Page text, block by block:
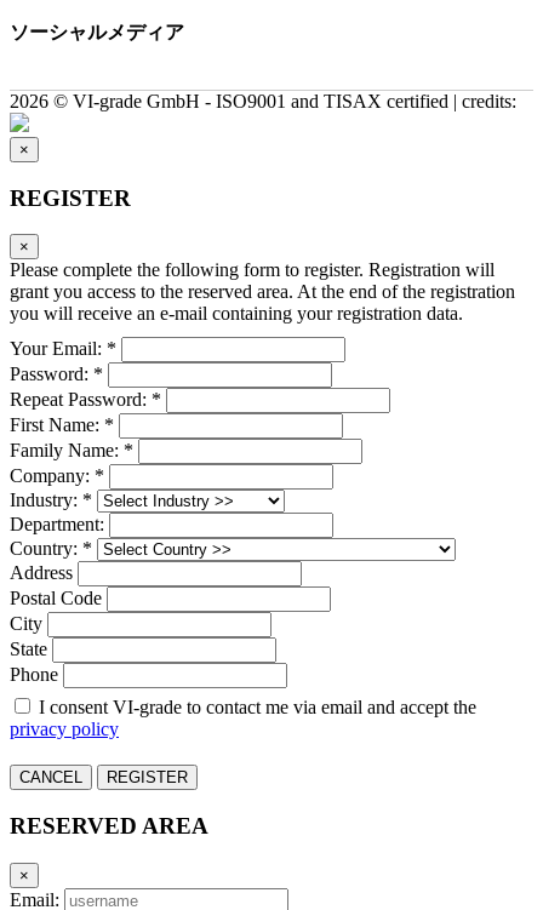
ソーシャルメディア
2026 © VI-grade GmbH - ISO9001 and TISAX certified | credits:
×
REGISTER
×
Please complete the following form to register. Registration will
grant you access to the reserved area. At the end of the registration
you will receive an e-mail containing your registration data.
Your Email: *
Password: *
Repeat Password: *
First Name: *
Family Name: *
Company: *
Industry: *
Department:
Country: *
Address
Postal Code
City
State
Phone
I consent VI-grade to contact me via email and accept the
privacy policy
CANCEL REGISTER
RESERVED AREA
×
Email: